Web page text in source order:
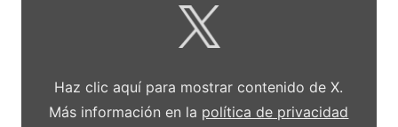
Haz clic aquí para mostrar contenido de X.
Más información en la política de privacidad